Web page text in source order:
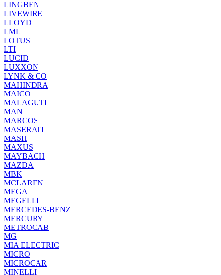
LINGBEN
LIVEWIRE
LLOYD
LML
LOTUS
LTI
LUCID
LUXXON
LYNK & CO
MAHINDRA
MAICO
MALAGUTI
MAN
MARCOS
MASERATI
MASH
MAXUS
MAYBACH
MAZDA
MBK
MCLAREN
MEGA
MEGELLI
MERCEDES-BENZ
MERCURY
METROCAB
MG
MIA ELECTRIC
MICRO
MICROCAR
MINELLI